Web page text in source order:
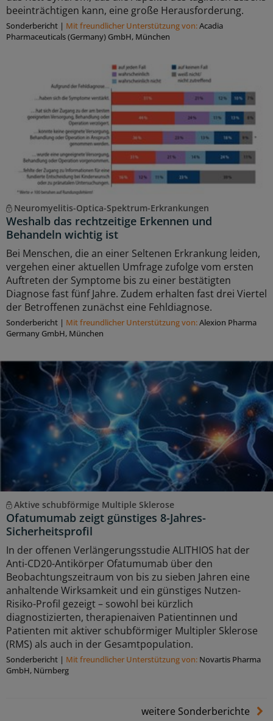
beeinträchtigen kann, eine große Herausforderung.
Sonderbericht | Mit freundlicher Unterstützung von:Acadia
Pharmaceuticals (Germany) GmbH, München
Neuromyelitis-Optica-Spektrum-Erkrankungen
Weshalb das rechtzeitige Erkennen und
Behandeln wichtig ist
Bei Menschen, die an einer Seltenen Erkrankung leiden,
vergehen einer aktuellen Umfrage zufolge vom ersten
Auftreten der Symptome bis zu einer bestätigten
Diagnose fast fünf Jahre. Zudem erhalten fast drei Viertel
der Betroffenen zunächst eine Fehldiagnose.
Sonderbericht | Mit freundlicher Unterstützung von:Alexion Pharma
Germany GmbH, München
Aktive schubförmige Multiple Sklerose
Ofatumumab zeigt günstiges 8-Jahres-
Sicherheitsprofil
In der offenen Verlängerungsstudie ALITHIOS hat der
Anti-CD20-Antikörper Ofatumumab über den
Beobachtungszeitraum von bis zu sieben Jahren eine
anhaltende Wirksamkeit und ein günstiges Nutzen-
Risiko-Profil gezeigt – sowohl bei kürzlich
diagnostizierten, therapienaiven Patientinnen und
Patienten mit aktiver schubförmiger Multipler Sklerose
(RMS) als auch in der Gesamtpopulation.
Sonderbericht | Mit freundlicher Unterstützung von: Novartis Pharma
GmbH, Nürnberg
weitere Sonderberichte